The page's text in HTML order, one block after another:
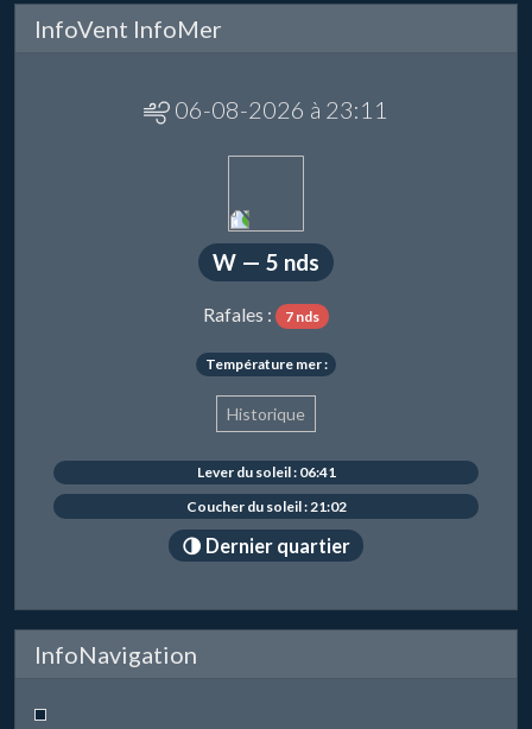
InfoVent InfoMer
06-08-2026 à 23:11
W — 5 nds
Rafales : 7 nds
Température mer :
Historique
Lever du soleil : 06:41
Coucher du soleil : 21:02
🌗 Dernier quartier
InfoNavigation